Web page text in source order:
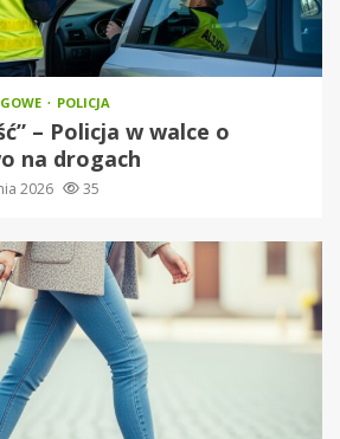
POLICJA
– Policja w walce o
na drogach
2026 35